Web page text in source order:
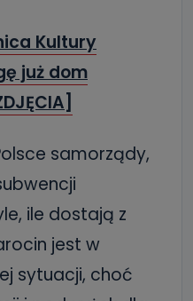
Kultury
już dom
samorządy,
ile dostają z
jest w
sytuacji, choć